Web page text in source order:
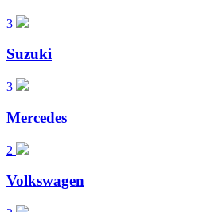
3
Suzuki
3
Mercedes
2
Volkswagen